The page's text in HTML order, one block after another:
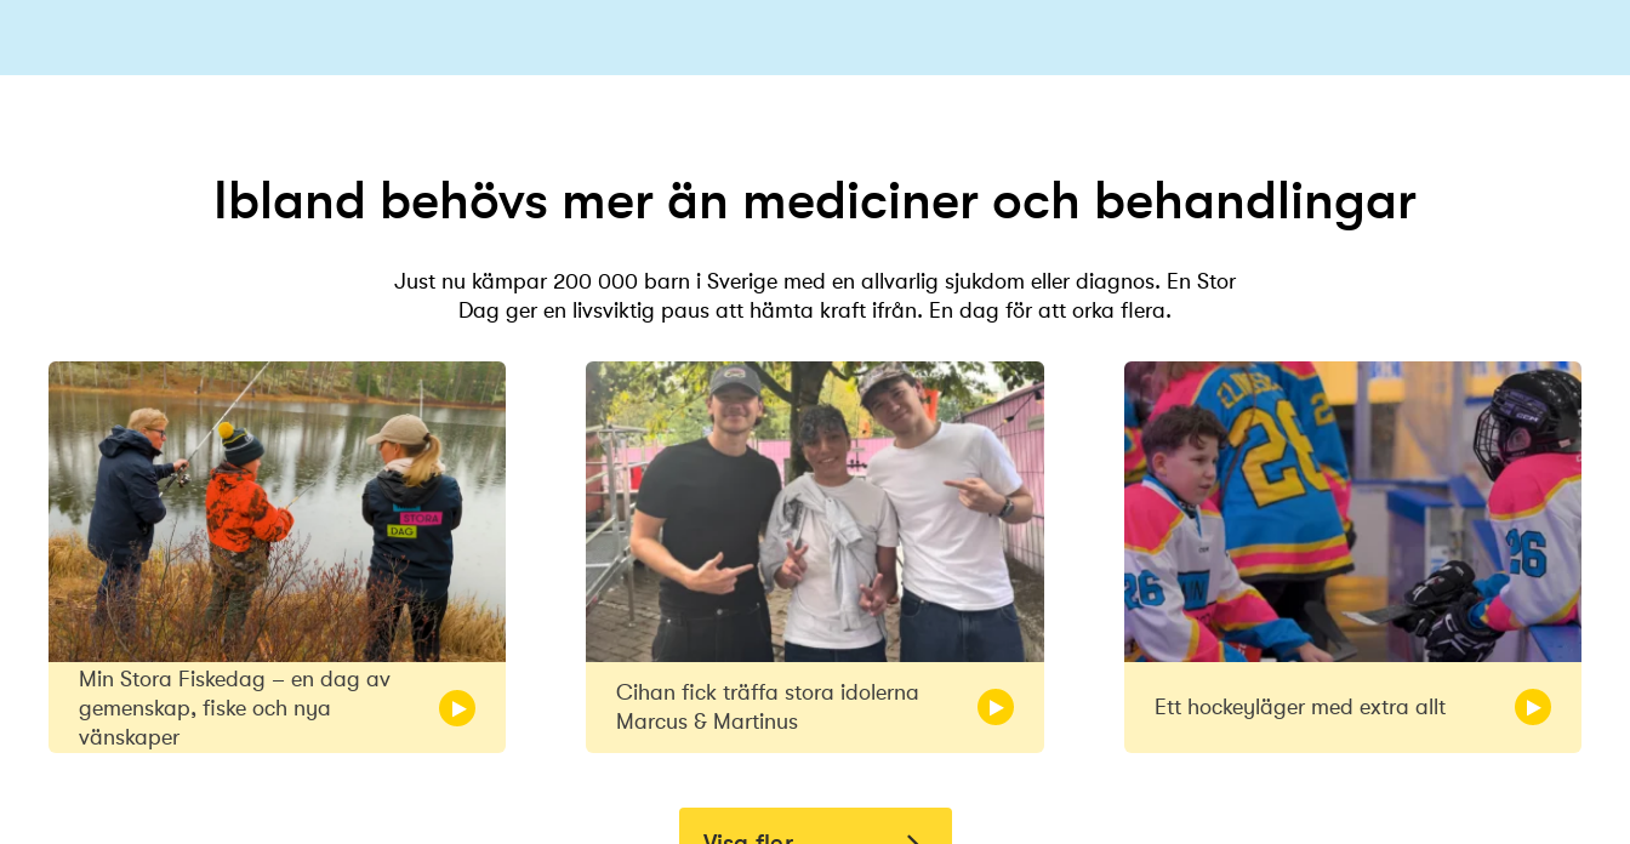
Ibland behövs mer än mediciner och behandlingar
Just nu kämpar 200 000 barn i Sverige med en allvarlig sjukdom eller diagnos. En Stor
Dag ger en livsviktig paus att hämta kraft ifrån. En dag för att orka flera.
Min Stora Fiskedag – en dag av
gemenskap, fiske och nya
vänskaper
Cihan fick träffa stora idolerna
Marcus & Martinus
Ett hockeyläger med extra allt